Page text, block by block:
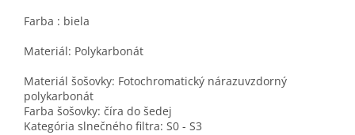
Farba : biela
Materiál: Polykarbonát
Materiál šošovky: Fotochromatický nárazuvzdorný
polykarbonát
Farba šošovky: číra do šedej
Kategória slnečného filtra: S0 - S3